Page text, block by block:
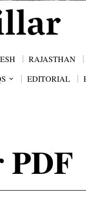
RAJASTHAN
EDITORIAL
PDF